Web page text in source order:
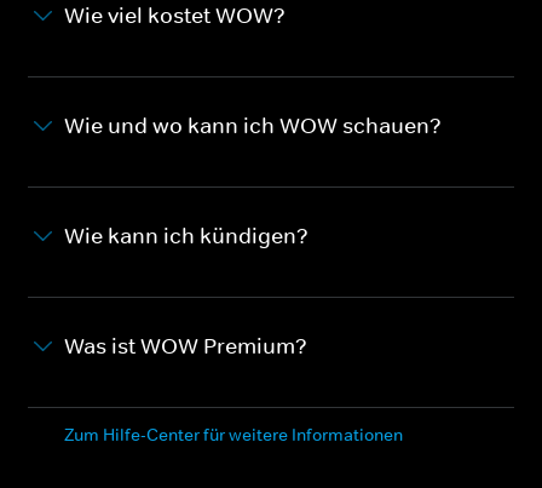
Wie viel kostet WOW?
Wie und wo kann ich WOW schauen?
Wie kann ich kündigen?
Was ist WOW Premium?
Zum Hilfe-Center für weitere Informationen